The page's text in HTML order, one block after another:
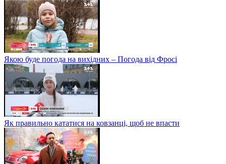
Якою буде погода на вихідних – Погода від Фросі
Як правильно кататися на ковзанці, щоб не впасти